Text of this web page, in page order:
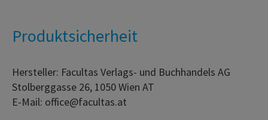
Produktsicherheit
Hersteller: Facultas Verlags- und Buchhandels AG
Stolberggasse 26, 1050 Wien AT
E-Mail: office@facultas.at